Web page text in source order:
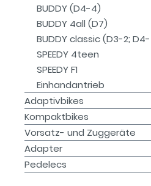
BUDDY (D4-4)
BUDDY 4all (D7)
BUDDY classic (D3-2;
SPEEDY 4teen
SPEEDY F1
Einhandantrieb
Adaptivbikes
Kompaktbikes
Vorsatz- und Zuggeräte
Adapter
Pedelecs